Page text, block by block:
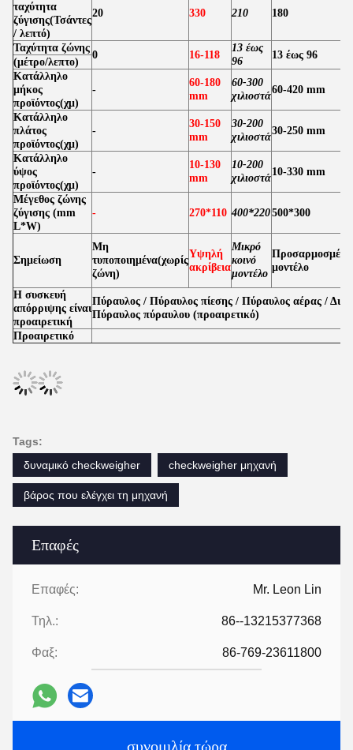
Επαφές
Επαφές: Mr. Leon Lin
Τηλ.: 86--13215377368
Φαξ: 86-769-23611800
συνομιλία τώρα
ταχύτητα
ζύγισης(Τσάντες
/ λεπτό)
20 330 210 180
Ταχύτητα ζώνης
0 16-118
13 έως
96
13 έως 96
(μέτρο/λεπτο)
Κατάλληλο
μήκος
προϊόντος(χμ)
-
60-180
mm
60-300
χιλιοστά
60-420 mm
Κατάλληλο
πλάτος
προϊόντος(χμ)
-
30-150
mm
30-200
χιλιοστά
30-250 mm
Κατάλληλο
ύψος
προϊόντος(χμ)
-
10-130
mm
10-200
χιλιοστά
10-330 mm
Μέγεθος ζώνης
ζύγισης (mm
L*W)
- 270*110 400*220500*300
Σημείωση
Μη
τυποποιημένα(χωρίς
ζώνη)
Υψηλή
ακρίβεια
Μικρό
κοινό
μοντέλο
Προσαρμοσμένο
μοντέλο
Η συσκευή
απόρριψης είναι
προαιρετική
Πύραυλος / Πύραυλος πίεσης / Πύραυλος αέρας /
Πύραυλος πύραυλου (προαιρετικό)
Προαιρετικό
Tags:
δυναμικό checkweigher
checkweigher μηχανή
βάρος που ελέγχει τη μηχανή